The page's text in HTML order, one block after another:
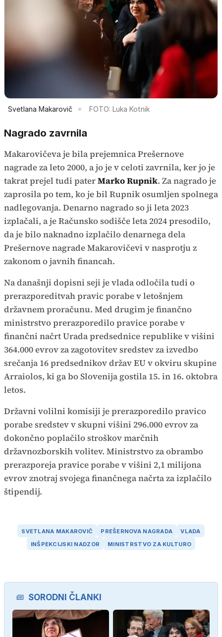
Svetlana Makarovič FOTO: Luka Kotnik
Nagrado zavrnila
Makarovičeva je bila prejemnica Prešernove
nagrade za leto 2000, a jo je v celoti zavrnila, ker jo je
takrat prejel tudi paterMarko Rupnik. Za nagrado je
zaprosila po tem, ko je bil Rupnik osumljen spolnega
nadlegovanja. Denarno nagrado so ji leta 2023
izplačali, a je Računsko sodišče leta 2024 presodilo,
da je bilo naknadno izplačilo denarnega dela
Prešernove nagrade Makarovičevi v nasprotju z
zakonom o javnih financah.
Na današnji dopisni seji je vlada odločila tudi o
prerazporeditvah pravic porabe v letošnjem
državnem proračunu. Med drugim je finančno
ministrstvo prerazporedilo pravice porabe v
finančni načrt Urada predsednice republike v višini
364.000 evrov za zagotovitev sredstev za izvedbo
srečanja 16 predsednikov držav EU v okviru skupine
Arraiolos, ki ga bo Slovenija gostila 15. in 16. oktobra
letos.
Državni volilni komisiji je prerazporedilo pravico
porabe sredstev v skupni višini 296.000 evrov za
dokončno poplačilo stroškov marčnih
državnozborskih volitev. Ministrstvo za obrambo
prerazporeja pravice porabe v višini 2,1 milijona
evrov znotraj svojega finančnega načrta za izplačilo
štipendij.
SVETLANA MAKAROVIČ PREŠERNOVA NAGRADA
VLADA
INŠPEKCIJSKI NADZOR
MINISTRSTVO ZA KULTURO
SORODNI ČLANKI